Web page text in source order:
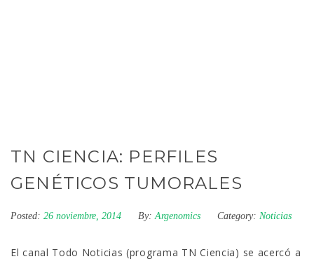
TN CIENCIA: PERFILES
GENÉTICOS TUMORALES
Posted: 26 noviembre, 2014 By: Argenomics Category: Noticias
El canal Todo Noticias (programa TN Ciencia) se acercó a